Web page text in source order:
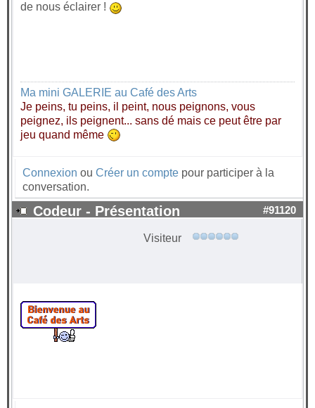
de nous éclairer !
Ma mini GALERIE au Café des Arts
Je peins, tu peins, il peint, nous peignons, vous
peignez, ils peignent... sans dé mais ce peut être par
jeu quand même
Connexion ou Créer un compte pour participer à la
conversation.
Codeur - Présentation #91120
Visiteur